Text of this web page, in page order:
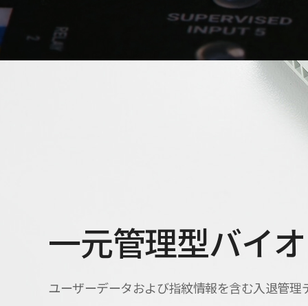
一元管理型バイ
ユーザーデータおよび指紋情報を含む入退管理